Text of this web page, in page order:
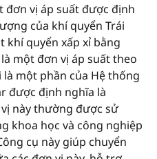
đơn vị áp suất được định
của khí quyển Trái
quyển xấp xỉ bằng
là một đơn vị áp suất theo
một phần của Hệ thống
được định nghĩa là
vị này thường được sử
khoa học và công nghiệp
cụ này giúp chuyển